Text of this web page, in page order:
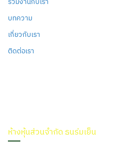
บทความ
เกี่ยวกับเรา
ติดต่อเรา
ห้างหุ้นส่วนจำกัด ธนร่มเย็น